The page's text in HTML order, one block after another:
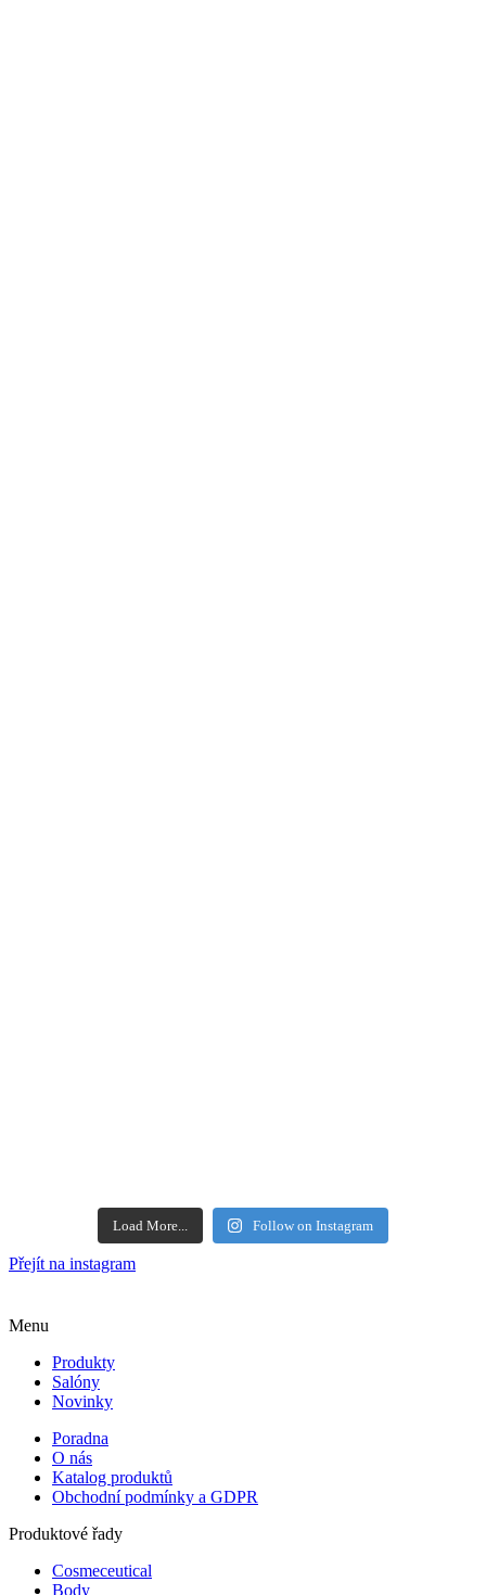
Load More... Follow on Instagram
Přejít na instagram
Menu
Produkty
Salóny
Novinky
Poradna
O nás
Katalog produktů
Obchodní podmínky a GDPR
Produktové řady
Cosmeceutical
Body